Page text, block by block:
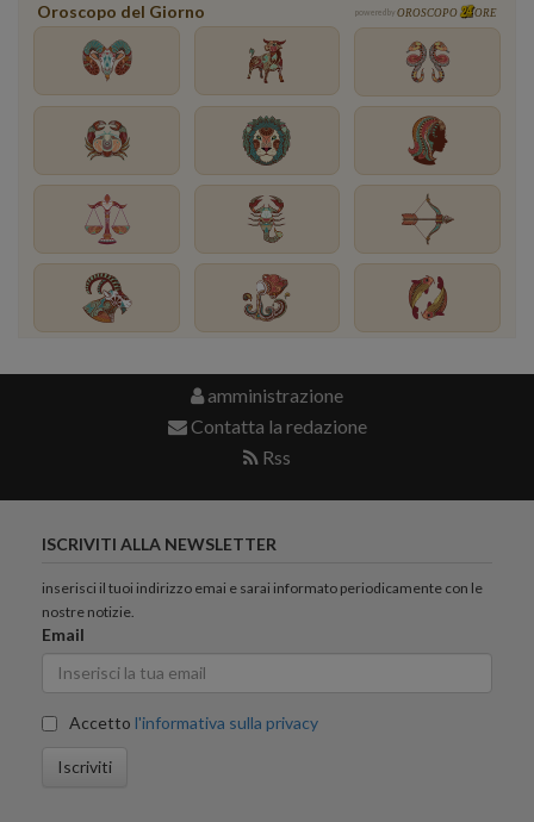
Oroscopo del Giorno powered by OROSCOPO ORE
amministrazione
Contatta la redazione
Rss
ISCRIVITI ALLA NEWSLETTER
inserisci il tuoi indirizzo emai e sarai informato periodicamente con le
nostre notizie.
Email
Accetto l'informativa sulla privacy
Iscriviti